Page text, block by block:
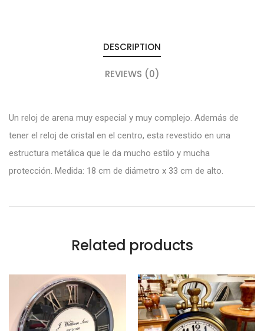
DESCRIPTION
REVIEWS (0)
Un reloj de arena muy especial y muy complejo. Además de
tener el reloj de cristal en el centro, esta revestido en una
estructura metálica que le da mucho estilo y mucha
protección. Medida: 18 cm de diámetro x 33 cm de alto.
Related products